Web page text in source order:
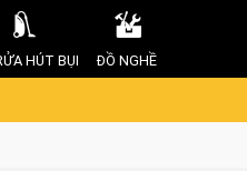
HÚT BỤI ĐỒ NGHỀ